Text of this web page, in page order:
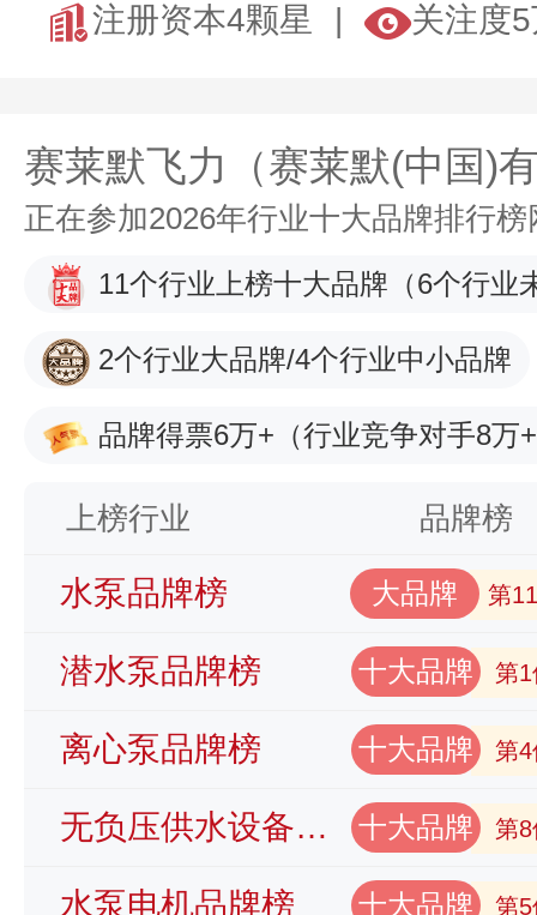
注册资本4颗星
关注度
赛莱默飞力（赛莱默(中国)
正在参加2026年行业十大品牌排行
11个行业上榜十大品牌 （6个行业
2个行业大品牌/4个行业中小品牌
品牌得票6万+ （行业竞争对手8万
上榜行业 品牌榜
水泵品牌榜 大品牌 第
潜水泵品牌榜 十大品牌 第1
离心泵品牌榜 十大品牌 第4
无负压供水设备品牌榜 十大品牌 第8
水泵电机品牌榜 十大品牌 第5